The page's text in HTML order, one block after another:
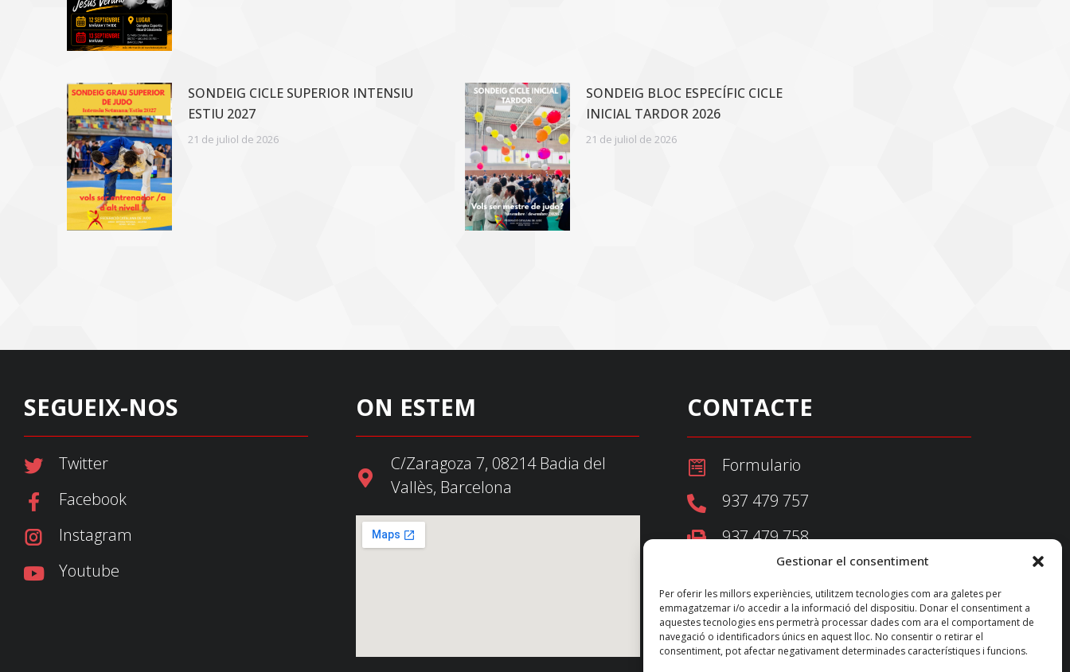
Gestionar el consentiment
Per oferir les millors experiències, utilitzem tecnologies com ara galetes per
emmagatzemar i/o accedir a la informació del dispositiu. Donar el consentiment a
aquestes tecnologies ens permetrà processar dades com ara el comportament de
navegació o identificadors únics en aquest lloc. No consentir o retirar el
consentiment, pot afectar negativament determinades característiques i funcions.
SONDEIG CICLE SUPERIOR INTENSIU
ESTIU 2027
21 de juliol de 2026
SONDEIG BLOC ESPECÍFIC CICLE
INICIAL TARDOR 2026
21 de juliol de 2026
SEGUEIX-NOS
Twitter
Facebook
Instagram
Youtube
ON ESTEM
C/Zaragoza 7, 08214 Badia del
Vallès, Barcelona
CONTACTE
Formulario
937 479 757
937 479 758
federacio@fedecatjudo.cat